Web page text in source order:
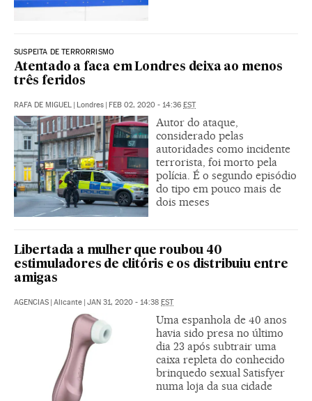
SUSPEITA DE TERRORRISMO
Atentado a faca em Londres deixa ao menos
três feridos
RAFA DE MIGUEL | Londres | FEB 02, 2020 - 14:36 EST
Autor do ataque,
considerado pelas
autoridades como incidente
terrorista, foi morto pela
polícia. É o segundo episódio
do tipo em pouco mais de
dois meses
Libertada a mulher que roubou 40
estimuladores de clitóris e os distribuiu entre
amigas
AGENCIAS | Alicante | JAN 31, 2020 - 14:38 EST
Uma espanhola de 40 anos
havia sido presa no último
dia 23 após subtrair uma
caixa repleta do conhecido
brinquedo sexual Satisfyer
numa loja da sua cidade